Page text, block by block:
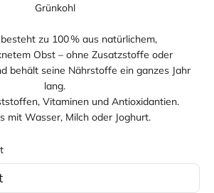
Grünkohl
zu 100 % aus natürlichem,
Obst – ohne Zusatzstoffe oder
behält seine Nährstoffe ein ganzes Jahr
lang.
Vitaminen und Antioxidantien.
mit Wasser, Milch oder Joghurt.